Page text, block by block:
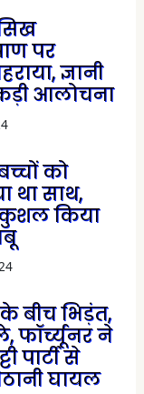
पर
ज्ञानी
आलोचना
को
था साथ,
किया
बीच भिड़ंत,
फॉर्च्यूनर ने
पार्टी से
घायल